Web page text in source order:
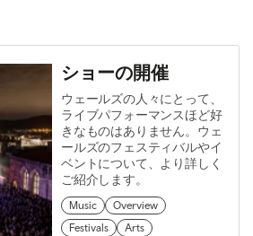
ショーの開催
ウェールズの人々にとって、
ライブパフォーマンスほど好
きなものはありません。ウェ
ールズのフェスティバルやイ
ベントについて、より詳しく
ご紹介します。
Music
Overview
Festivals
Arts